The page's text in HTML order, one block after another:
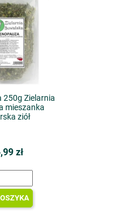
250g Zielarnia
mieszanka
ziół
zł